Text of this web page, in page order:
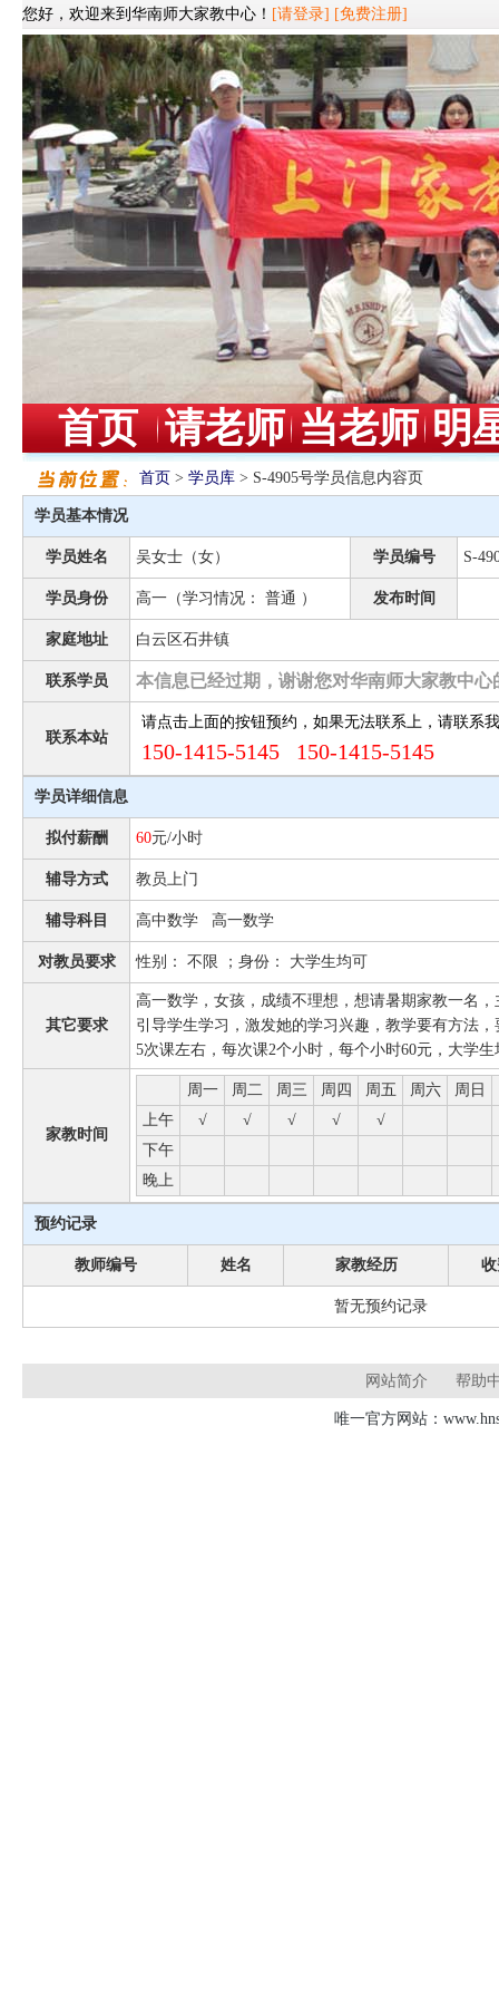
您好，欢迎来到华南师大家教中心！ [请登录] [免费注册]
首页 请老师 当老师 明
首页 > 学员库 > S-4905号学员信息内容页
学员基本情况
学员姓名 吴女士（女） 学员编号 S-
学员身份 高一（学习情况： 普通 ） 发布时间
家庭地址 白云区石井镇
联系学员 本信息已经过期，谢谢您对华南师大家教中心
联系本站
请点击上面的按钮预约，如果无法联系上，请联系
150-1415-5145 150-1415-5145
学员详细信息
拟付薪酬 60元/小时
辅导方式 教员上门
辅导科目 高中数学 高一数学
对教员要求 性别： 不限 ；身份： 大学生均可
其它要求
高一数学，女孩，成绩不理想，想请暑期家教一名
引导学生学习，激发她的学习兴趣，教学要有方法
5次课左右，每次课2个小时，每个小时60元，大学
家教时间
周一 周二 周三 周四 周五 周六 周日
上午
√ √ √ √ √
下午
晚上
预约记录
教师编号 姓名 家教经历
暂无预约记录
网站简介 帮助
唯一官方网站：